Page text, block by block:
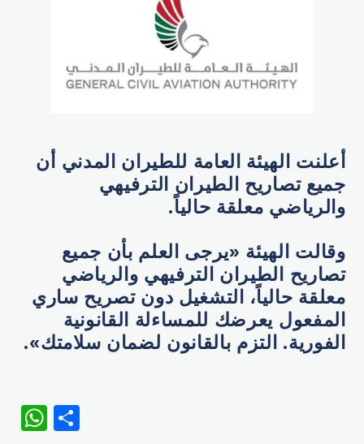
أعلنت الهيئة العامة للطيران المدني أن
جميع تصاريح الطيران الترفيهي
والرياضي معلقة حالياً.
وقالت الهيئة «يرجى العلم بأن جميع
تصاريح الطيران الترفيهي والرياضي
معلقة حالياً، التشغيل دون تصريح ساري
المفعول يعرضك للمساءلة القانونية
الفورية. التزم بالقانون لضمان سلامتك».
WhatsApp